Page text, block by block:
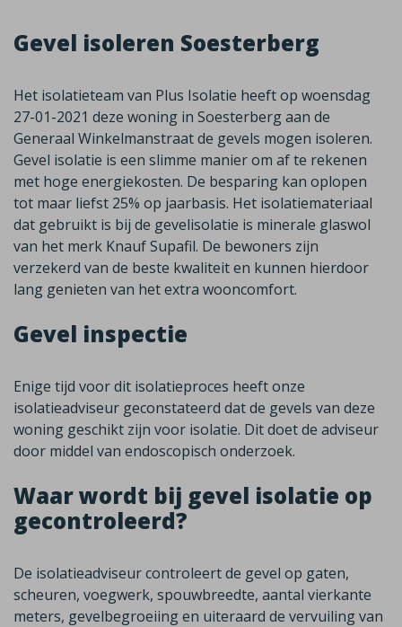
Gevel isoleren Soesterberg
Het isolatieteam van Plus Isolatie heeft op woensdag
27-01-2021 deze woning in Soesterberg aan de
Generaal Winkelmanstraat de gevels mogen isoleren.
Gevel isolatie is een slimme manier om af te rekenen
met hoge energiekosten. De besparing kan oplopen
tot maar liefst 25% op jaarbasis. Het isolatiemateriaal
dat gebruikt is bij de gevelisolatie is minerale glaswol
van het merk Knauf Supafil. De bewoners zijn
verzekerd van de beste kwaliteit en kunnen hierdoor
lang genieten van het extra wooncomfort.
Gevel inspectie
Enige tijd voor dit isolatieproces heeft onze
isolatieadviseur geconstateerd dat de gevels van deze
woning geschikt zijn voor isolatie. Dit doet de adviseur
door middel van endoscopisch onderzoek.
Waar wordt bij gevel isolatie op
gecontroleerd?
De isolatieadviseur controleert de gevel op gaten,
scheuren, voegwerk, spouwbreedte, aantal vierkante
meters, gevelbegroeiing en uiteraard de vervuiling van